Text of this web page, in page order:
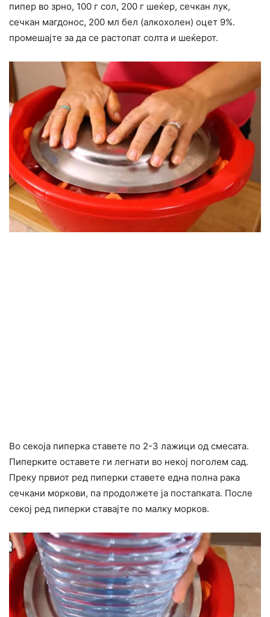
пипер во зрно, 100 г сол, 200 г шеќер, сечкан лук,
сечкан магдонос, 200 мл бел (алкохолен) оцет 9%.
промешајте за да се растопат солта и шеќерот.
Во секоја пиперка ставете по 2-3 лажици од смесата.
Пиперките оставете ги легнати во некој поголем сад.
Преку првиот ред пиперки ставете една полна рака
сечкани моркови, па продолжете ја постапката. После
секој ред пиперки ставајте по малку морков.